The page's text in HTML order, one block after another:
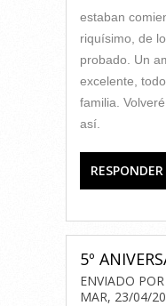
estaban
riquísimo, de
probado. Un
excelente,
familia.
así.
RESPONDER
5º
ENVIADO POR
MAR, 23/04/